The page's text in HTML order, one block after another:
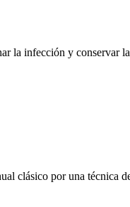
la infección y conservar
clásico por una técnica